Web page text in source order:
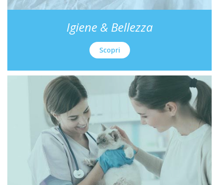
Igiene & Bellezza
Scopri